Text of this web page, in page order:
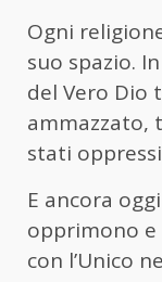
Ogni
suo spazio.
del Vero
ammazzato,
stati
E ancora
opprimono e
con l’Unico